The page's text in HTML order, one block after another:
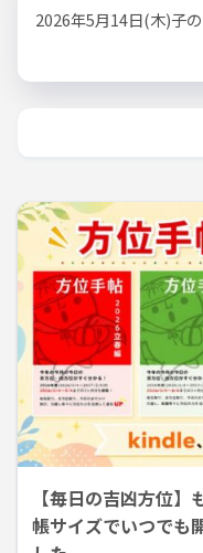
2026年5月14日(木)子
【毎日の吉凶方位
帳サイズでいつでも